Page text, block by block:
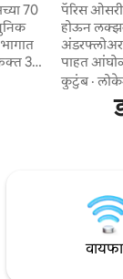
70
30
आहे .x
पॅरिस
होऊन
अंडरफ्लोअर
पाहत
भरलेली
10
कॅथरीन
कुटुंब·